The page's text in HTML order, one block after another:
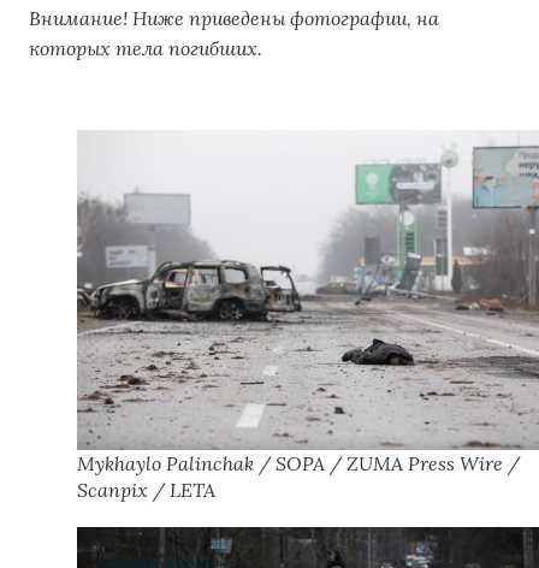
Внимание! Ниже приведены фотографии, на
которых тела погибших.
Mykhaylo Palinchak / SOPA / ZUMA Press Wire /
Scanpix / LETA